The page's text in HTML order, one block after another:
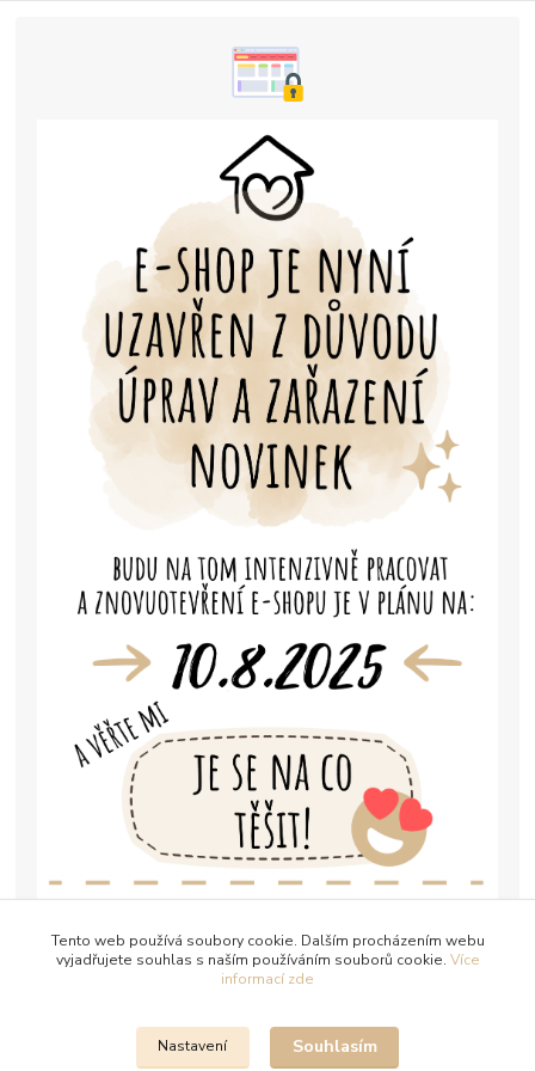
Tento web používá soubory cookie. Dalším procházením webu
vyjadřujete souhlas s naším používáním souborů cookie. Více
informací zde
Nastavení Souhlasím